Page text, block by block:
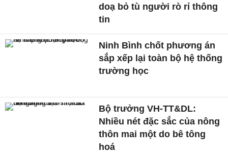
doạ bỏ tù người rò rỉ thông
tin
Ninh Bình chốt phương án
sắp xếp lại toàn bộ hệ thống
trường học
Bộ trưởng VH-TT&DL:
Nhiều nét đặc sắc của nông
thôn mai một do bê tông
hoá